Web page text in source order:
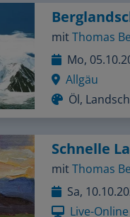
mitThomas
Mo,
Allgäu
Öl,
Schnelle
mitThomas
Sa,
Live-